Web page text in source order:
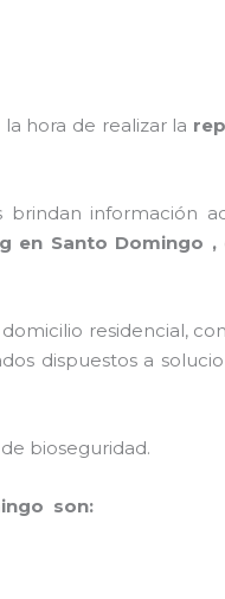
hora de realizar la
información
en Santo Domingo ,
residencial,
dispuestos a
bioseguridad.
son: